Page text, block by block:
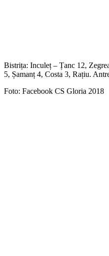
Bistrița: Inculeț – Țanc 12,
5, Șamanț 4, Costa 3, Rațiu.
Foto: Facebook CS Gloria 2018